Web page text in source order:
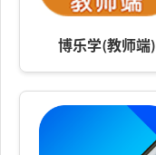
博乐学(教师端)